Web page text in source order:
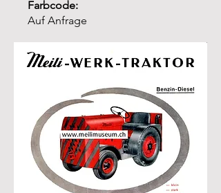
Farbcode:
Auf Anfrage